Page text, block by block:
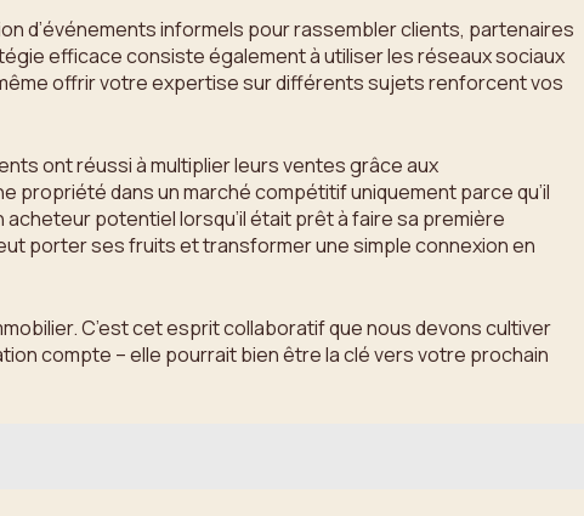
d’événements informels pour rassembler clients, partenaires
efficace consiste également à utiliser les réseaux sociaux
offrir votre expertise sur différents sujets renforcent vos
ont réussi à multiplier leurs ventes grâce aux
dans un marché compétitif uniquement parce qu’il
potentiel lorsqu’il était prêt à faire sa première
porter ses fruits et transformer une simple connexion en
C’est cet esprit collaboratif que nous devons cultiver
compte – elle pourrait bien être la clé vers votre prochain